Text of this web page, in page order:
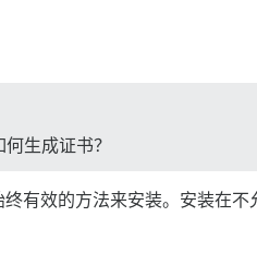
生成证书？
有效的方法来安装。安装在不